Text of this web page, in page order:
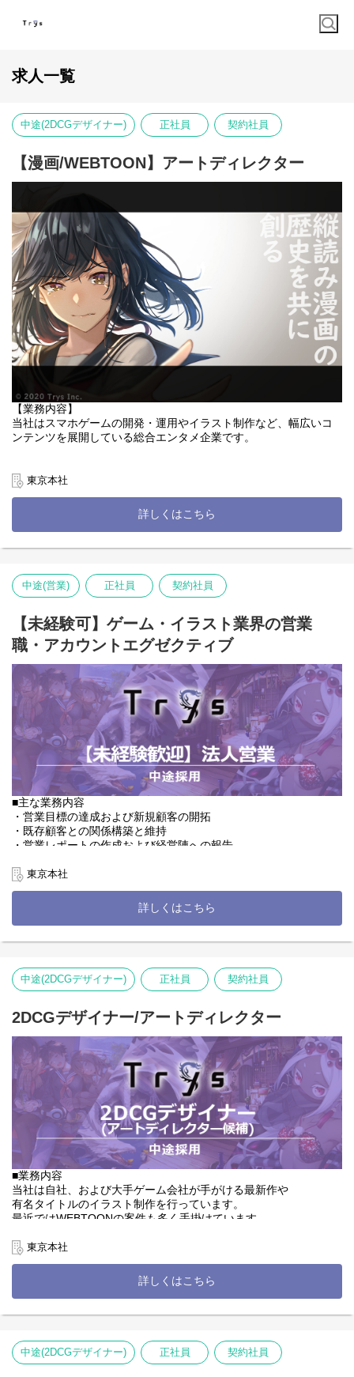
求人一覧
中途(2DCGデザイナー) 正社員 契約社員
【漫画/WEBTOON】アートディレクター
【業務内容】
当社はスマホゲームの開発・運用やイラスト制作など、幅広いコ
ンテンツを展開している総合エンタメ企業です。
一緒に盛り上げてくれる仲間を大募集しています。
今回募集するポジションは編集者でありWEBTOON（ウェブトゥ
紙媒体や従来の電子書籍での編集経験はなくても大丈夫です！
縦読み漫画特有のコマ割りや演出は我々にとってもまだまだ模索
中で、今後も新しい表現が生まれてくる領域だと考えています。
これまでの固定概念にとらわれず、新しい手法や技術にチャレン
ジをしたい、面白いものを自分の手で生み出し世の中に発信した
そんな想いを強く持っている方と、一緒にものづくりをしたいと
思っています。
あの映画の演出よかったな、あのアニメのカット割りかっこいい
な・・・
ぜひその気持ちを当社の新しい作品に活かしてください！社内の
メンバーは8割がクリエイターです。
作品を生み出す悩み、苦しみはあると思います・・・しかし周り
を見れば心強い仲間がたくさんいます！
ぜひ一緒に弊社Webtoon事業を成長させていきましょう！
WEBTOONプロジェクトの制作/アートディレクターをお任せしま
す
・ネーム（絵コンテ）制作※商業レベルは不要です！
・作画(キャラクター、背景、着彩など)
・制作物の品質管理(クオリティチェック)
会社の定める職種
会社の定める場所
東京本社
詳しくはこちら
中途(営業) 正社員 契約社員
【未経験可】ゲーム・イラスト業界の営業
職・アカウントエグゼクティブ
■主な業務内容
・営業目標の達成および新規顧客の開拓
・既存顧客との関係構築と維持
・営業レポートの作成および経営陣への報告
・社内クリエイターのスケジュールの調整
ゲーム業界や大手企業を中心としたクライアントに対し、
当社の主軸の事業であるイラスト制作・漫画制作の案件の獲得や
クライアントへの提案に際して、課題をヒアリングしながら最適
また、当社の取締役や各事業部長などと直接対話しながら仕事を
進める、上流工程でのやりがいのある仕事をお任せいたします。
■業務の特徴
大手ゲームスタジオや出版社などへ課題解決につながる体制やク
リエイターの提案を幅広いフェーズでご担当いただきます。
プライム上場企業の親会社との連携もあり、様々なスキルアップ
に向けた経験が積める魅力的なポジションになります。
ゲーム会社のクリエイティブ担当者との商談ではデザインの方向
性や、要望をしっかりと聞き出し
社内のアートディレクターにその要望を正確に伝え担当するクリ
エイターの選抜・調整・納品までが営業の仕事です。
籍。
そのクリエイター達の個性やクオリティを武器として、ゲームを
開発している大手ゲーム会社を中心に、さまざまなイラスト制作
既にお取引をしているクライアント様へは、これまでの業務の振
事業部長と連携しながら取引拡大に向けて一緒に考えていただき
ます。
東京本社
詳しくはこちら
中途(2DCGデザイナー) 正社員 契約社員
2DCGデザイナー/アートディレクター
■業務内容
当社は自社、および大手ゲーム会社が手がける最新作や
有名タイトルのイラスト制作を行っています。
最近ではWEBTOONの案件も多く手掛けています。
受注増加によりキャラクター、アイテム、武器、背景制作、
マンガやアニメなど幅広いコンテンツ制作に携わっていただく
イラストレーターを大募集！
■詳細
【アートディレクター】
└案件ごとにアートディレクターを置き、監修を行っていただきま
す。
東京本社
詳しくはこちら
中途(2DCGデザイナー) 正社員 契約社員